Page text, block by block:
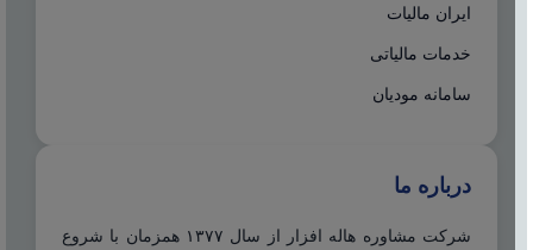
ایران مالیات
خدمات مالیاتی
سامانه مودیان
درباره ما
شرکت مشاوره هاله افزار از سال ۱۳۷۷ همزمان با شروع